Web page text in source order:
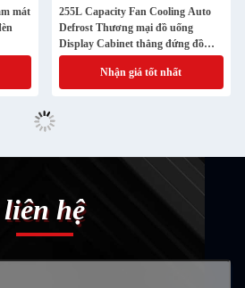
mát
255L Capacity Fan Cooling Auto
Defrost Thương mại đồ uống
Display Cabinet thẳng đứng đồ
uống tủ lạnh
Nhận giá tốt nhất
liên hệ